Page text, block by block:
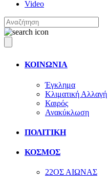
Video
ΚΟΙΝΩΝΙΑ
Έγκλημα
Κλιματική Αλλαγή
Καιρός
Ανακύκλωση
ΠΟΛΙΤΙΚΗ
ΚΟΣΜΟΣ
22ΟΣ ΑΙΩΝΑΣ